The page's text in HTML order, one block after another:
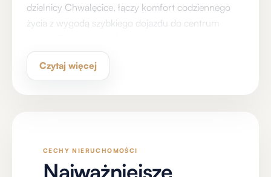
dzielnicy Chwalęcice, łączy komfort codziennego
życia z wygodą szybkiego dojazdu do centrum
spokojem, nie rezygnując z bliskości miasta.
Przestrzeń, która dopasowuje się do życia
Czytaj więcej